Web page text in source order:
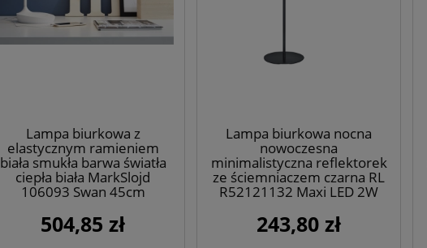
Lampa biurkowa z
elastycznym ramieniem
biała smukła barwa światła
ciepła biała MarkSlojd
106093 Swan 45cm
504,85 zł
Lampa biurkowa nocna
nowoczesna
minimalistyczna reflektorek
ze ściemniaczem czarna RL
R52121132 Maxi LED 2W
243,80 zł